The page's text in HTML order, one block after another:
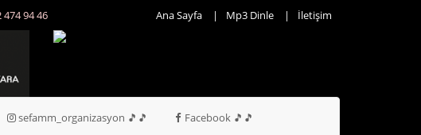
Güdül
2017-6-26
ve Sazcı -
0536 474
Ana Sayfa Mp3 Dinle İletişim
sefamm_organizasyon 🎵🎵 Facebook 🎵🎵